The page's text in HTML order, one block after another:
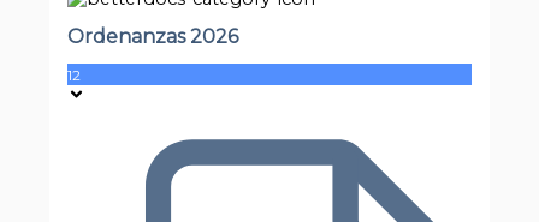
Ordenanzas 2026
12